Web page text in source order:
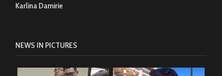
Karlina Damirie
NEWS IN PICTURES